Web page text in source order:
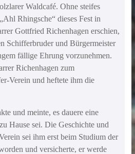
Waldcafé. Ohne steifes
Rhingsche“ dieses Fest in
Gottfried Richenhagen erschien,
Schifferbruder und Bürgermeister
fällige Ehrung vorzunehmen.
Richenhagen zum
Verein und heftete ihm die
und meinte, es dauere eine
Hause sei. Die Geschichte und
sei ihm erst beim Studium der
und versicherte, er werde